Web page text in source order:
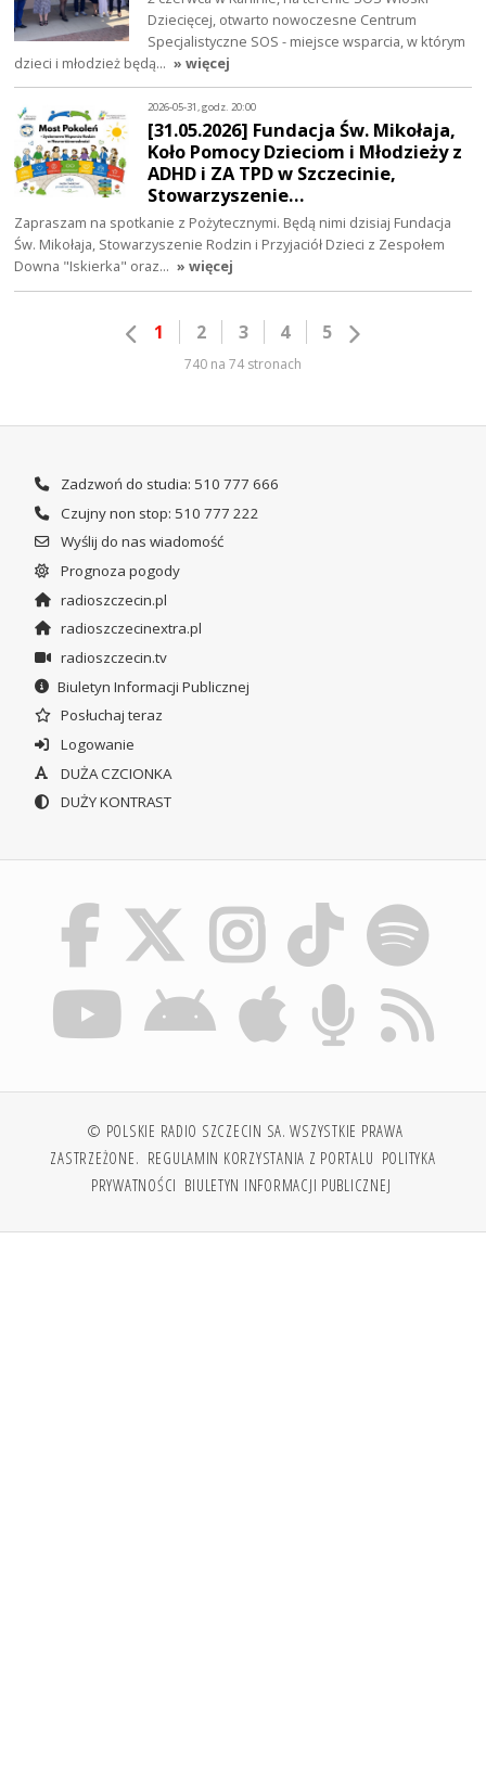
Dziecięcej, otwarto nowoczesne Centrum
Specjalistyczne SOS - miejsce wsparcia, w którym
dzieci i młodzież będą… » więcej
2026-05-31, godz. 20:00
[31.05.2026] Fundacja Św. Mikołaja,
Koło Pomocy Dzieciom i Młodzieży z
ADHD i ZA TPD w Szczecinie,
Stowarzyszenie…
Zapraszam na spotkanie z Pożytecznymi. Będą nimi dzisiaj Fundacja
Św. Mikołaja, Stowarzyszenie Rodzin i Przyjaciół Dzieci z Zespołem
Downa "Iskierka" oraz… » więcej
1 2 3 4 5
740 na 74 stronach
Zadzwoń do studia: 510 777 666
Czujny non stop: 510 777 222
Wyślij do nas wiadomość
Prognoza pogody
radioszczecin.pl
radioszczecinextra.pl
radioszczecin.tv
Biuletyn Informacji Publicznej
Posłuchaj teraz
Logowanie
DUŻA CZCIONKA
DUŻY KONTRAST
© POLSKIE RADIO SZCZECIN SA. WSZYSTKIE PRAWA
ZASTRZEŻONE. REGULAMIN KORZYSTANIA Z PORTALU POLITYKA
PRYWATNOŚCI BIULETYN INFORMACJI PUBLICZNEJ